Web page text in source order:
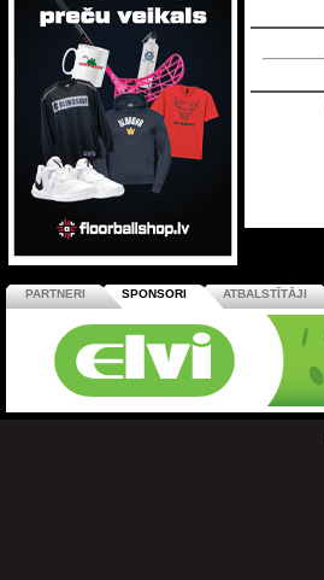
PARTNERI SPONSORI ATBALSTĪTĀJI